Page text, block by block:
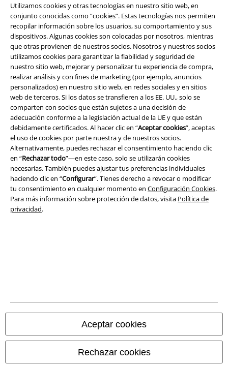
Utilizamos cookies y otras tecnologías en nuestro sitio web, en
conjunto conocidas como “cookies”. Estas tecnologías nos permiten
recopilar información sobre los usuarios, su comportamiento y sus
dispositivos. Algunas cookies son colocadas por nosotros, mientras
que otras provienen de nuestros socios. Nosotros y nuestros socios
utilizamos cookies para garantizar la fiabilidad y seguridad de
nuestro sitio web, mejorar y personalizar tu experiencia de compra,
realizar análisis y con fines de marketing (por ejemplo, anuncios
personalizados) en nuestro sitio web, en redes sociales y en sitios
web de terceros. Si los datos se transfieren a los EE. UU., solo se
comparten con socios que están sujetos a una decisión de
adecuación conforme a la legislación actual de la UE y que están
debidamente certificados. Al hacer clic en “Aceptar cookies”, aceptas
el uso de cookies por parte nuestra y de nuestros socios.
Alternativamente, puedes rechazar el consentimiento haciendo clic
en “Rechazar todo”—en este caso, solo se utilizarán cookies
necesarias. También puedes ajustar tus preferencias individuales
haciendo clic en “Configurar”. Tienes derecho a revocar o modificar
tu consentimiento en cualquier momento en Configuración Cookies.
Para más información sobre protección de datos, visita Política de
privacidad.
Aceptar cookies
Rechazar cookies
Seguridad
Legal
Términos y Condiciones
Aviso Legal
Información sobre accesibilidad